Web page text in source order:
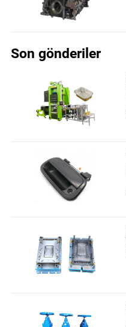
Son gönderiler